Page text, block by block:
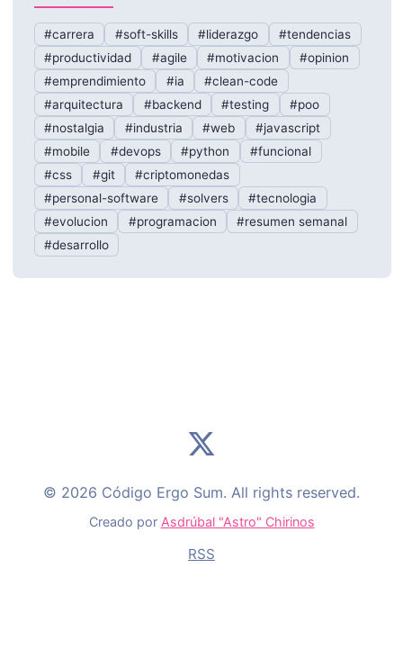
#carrera #soft-skills #liderazgo
#tendencias
#productividad
#agile #motivacion
#opinion
#emprendimiento
#ia
#clean-code
#arquitectura
#backend #testing
#poo
#nostalgia
#industria #web
#javascript
#mobile
#devops #python
#funcional
#css
#git
#criptomonedas
#personal-software
#solvers
#tecnologia
#evolucion
#programacion
#resumen semanal
#desarrollo
© 2026 Código Ergo Sum. All rights reserved.
Creado por Asdrúbal "Astro" Chirinos
RSS